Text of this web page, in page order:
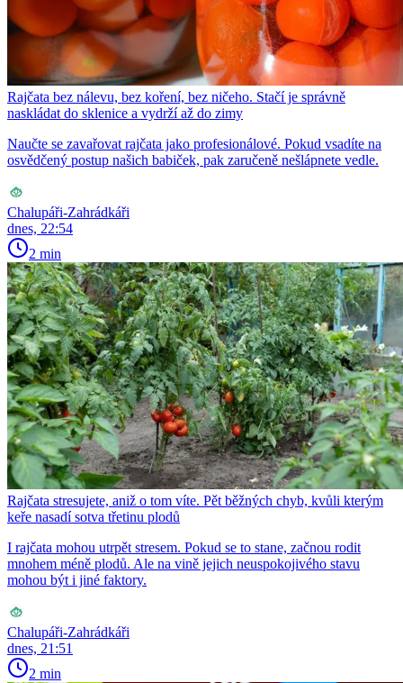
Rajčata bez nálevu, bez koření, bez ničeho. Stačí je správně
naskládat do sklenice a vydrží až do zimy
Naučte se zavařovat rajčata jako profesionálové. Pokud vsadíte na
osvědčený postup našich babiček, pak zaručeně nešlápnete vedle.
Chalupáři-Zahrádkáři
dnes, 22:54
2 min
Rajčata stresujete, aniž o tom víte. Pět běžných chyb, kvůli kterým
keře nasadí sotva třetinu plodů
I rajčata mohou utrpět stresem. Pokud se to stane, začnou rodit
mnohem méně plodů. Ale na vině jejich neuspokojivého stavu
mohou být i jiné faktory.
Chalupáři-Zahrádkáři
dnes, 21:51
2 min